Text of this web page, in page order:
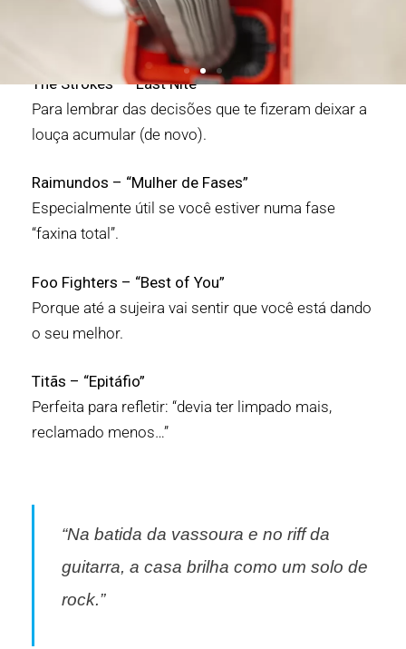
The Strokes – “Last Nite”
Para lembrar das decisões que te fizeram deixar a
louça acumular (de novo).
Raimundos – “Mulher de Fases”
Especialmente útil se você estiver numa fase
“faxina total”.
Foo Fighters – “Best of You”
Porque até a sujeira vai sentir que você está dando
o seu melhor.
Titãs – “Epitáfio”
Perfeita para refletir: “devia ter limpado mais,
reclamado menos…”
“Na batida da vassoura e no riff da
guitarra, a casa brilha como um solo de
rock.”